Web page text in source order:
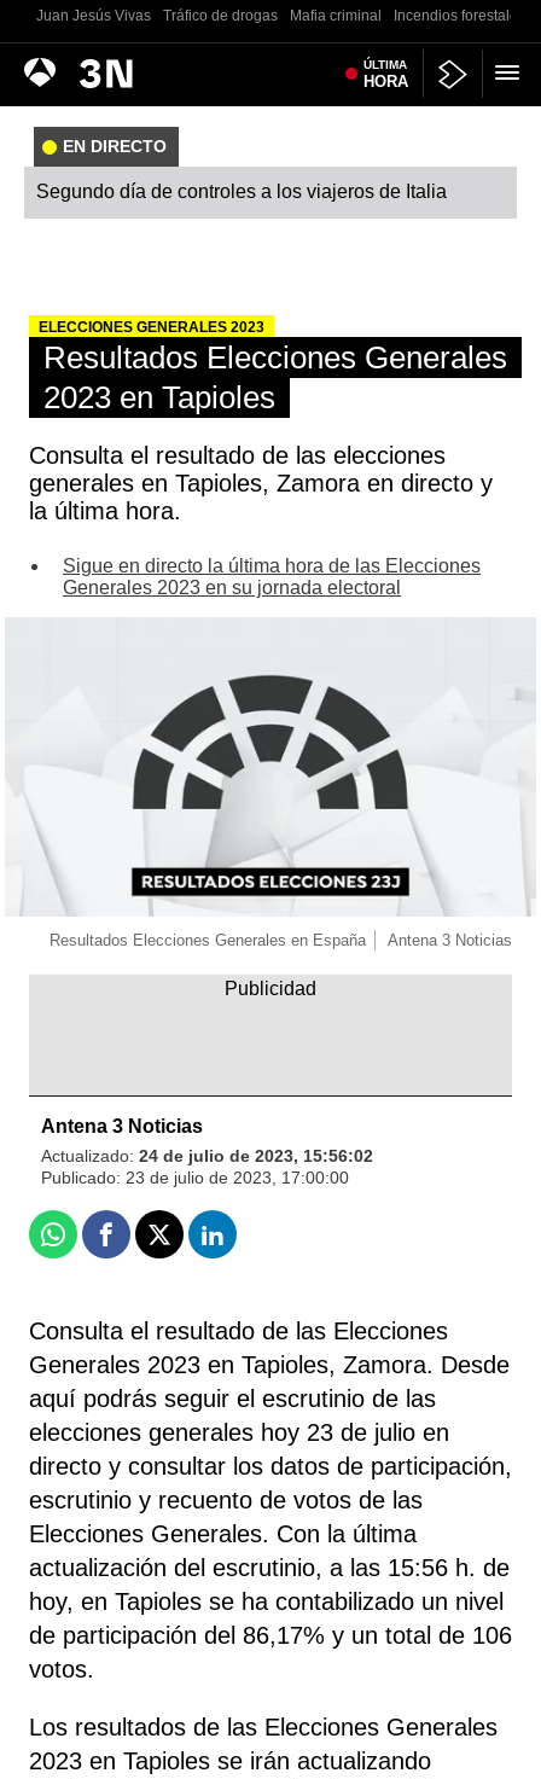
Juan Jesús Vivas Tráfico de drogas Mafia criminal Incendios forestales
Antena
3
Noticias ÚLTIMA
HORA
EN DIRECTO
Segundo día de controles a los viajeros de Italia
ELECCIONES GENERALES 2023
Resultados Elecciones Generales
2023 en Tapioles
Consulta el resultado de las elecciones
generales en Tapioles, Zamora en directo y
la última hora.
Sigue en directo la última hora de las Elecciones
Generales 2023 en su jornada electoral
Resultados Elecciones Generales en España Antena 3 Noticias
Antena 3 Noticias
Actualizado: 24 de julio de 2023, 15:56:02
Publicado: 23 de julio de 2023, 17:00:00
WhatsappFacebook
X Linkedin
Consulta el resultado de las Elecciones
Generales 2023 en Tapioles, Zamora. Desde
aquí podrás seguir el escrutinio de las
elecciones generales hoy 23 de julio en
directo y consultar los datos de participación,
escrutinio y recuento de votos de las
Elecciones Generales. Con la última
actualización del escrutinio, a las 15:56 h. de
hoy, en Tapioles se ha contabilizado un nivel
de participación del 86,17% y un total de 106
votos.
Los resultados de las Elecciones Generales
2023 en Tapioles se irán actualizando